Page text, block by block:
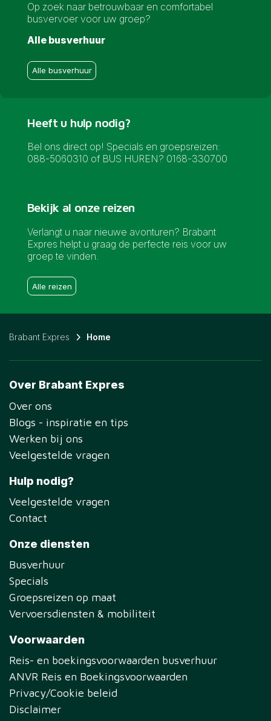
Op zoek naar betrouwbaar en comfortabel
busvervoer voor uw groep?
Alle busverhuur
Alle busverhuur
Heeft u hulp nodig?
Bel ons direct op! Specials en groepsreizen:
088-5060310 of BUS HUREN? 0168-330700
Bekijk al onze reizen
Verlangt u naar nieuwe avonturen? Brabant
Expres helpt u graag de perfecte reis voor uw
groep te vinden.
Alle reizen
Brabant Expres Home
Over Brabant Expres
Over ons
Blogs - inspiratie en tips
Werken bij ons
Veelgestelde vragen
Hulp nodig?
Veelgestelde vragen
Contact
Onze diensten
Busverhuur
Specials
Groepsreizen op maat
Vervoersdiensten & mobiliteit
Voorwaarden
Reis- en boekingsvoorwaarden busverhuur
ANVR Reis en Boekingsvoorwaarden
Privacy/Cookie beleid
Disclaimer